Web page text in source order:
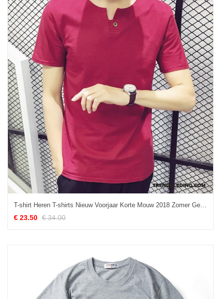
T-shirt Heren T-shirts Nieuw Voorjaar Korte Mouw 2018 Zomer Gemengde Kleuren Rood
€ 23.50 € 34.00